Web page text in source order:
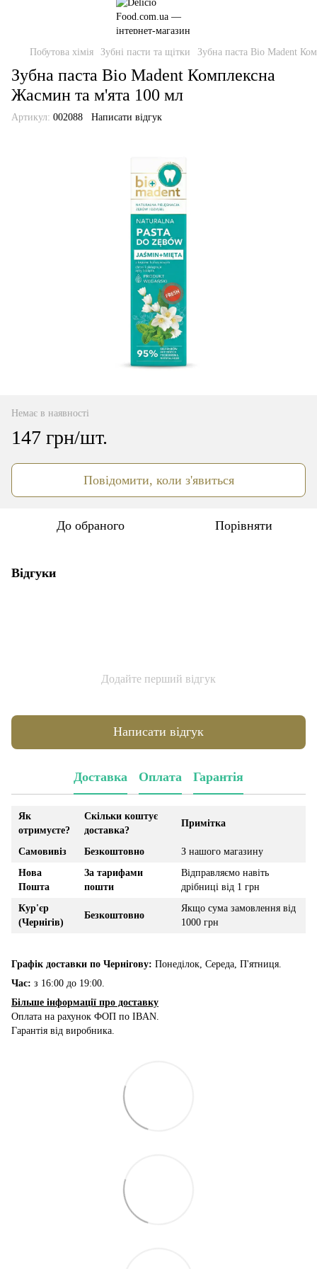
Побутова хімія Зубні пасти та щітки Зубна паста Bio Madent
Зубна паста Bio Madent Комплексна
Жасмин та м'ята 100 мл
Артикул: 002088 Написати відгук
Немає в наявності
147 грн/шт.
Повідомити, коли з'явиться
До обраного Порівняти
Відгуки
Додайте перший відгук
Написати відгук
Доставка Оплата Гарантія
Як
отримуєте?
Скільки коштує
доставка?
Примітка
Самовивіз Безкоштовно
З нашого магазину
Нова
Пошта
За тарифами
пошти
Відправляємо навіть
дрібниці від 1 грн
Кур'єр
(Чернігів)
Безкоштовно
Якщо сума замовлення від
1000 грн
Графік доставки по Чернігову: Понеділок, Середа, П'ятниця.
Час: з 16:00 до 19:00.
Більше інформації про доставку
Оплата на рахунок ФОП по IBAN.
Гарантія від виробника.